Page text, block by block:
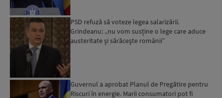
PSD refuză să voteze legea salarizării.
Grindeanu: „nu vom susține o lege care aduce
austeritate şi sărăceşte românii”
Guvernul a aprobat Planul de Pregătire pentru
Riscuri în energie. Marii consumatori pot fi